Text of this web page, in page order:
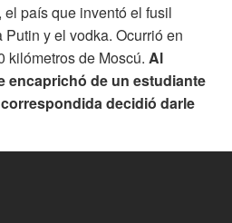
, el país que inventó el fusil
y el vodka. Ocurrió en
kilómetros de Moscú. Al
encaprichó de un estudiante
decidió darle